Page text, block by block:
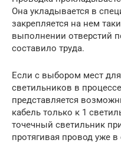
Она укладывается в
закрепляется на нем
выполнении отверстий
составило труда.
Если с выбором мест
светильников в
представляется
кабель только к 1
точечный светильник
протягивая провод уже